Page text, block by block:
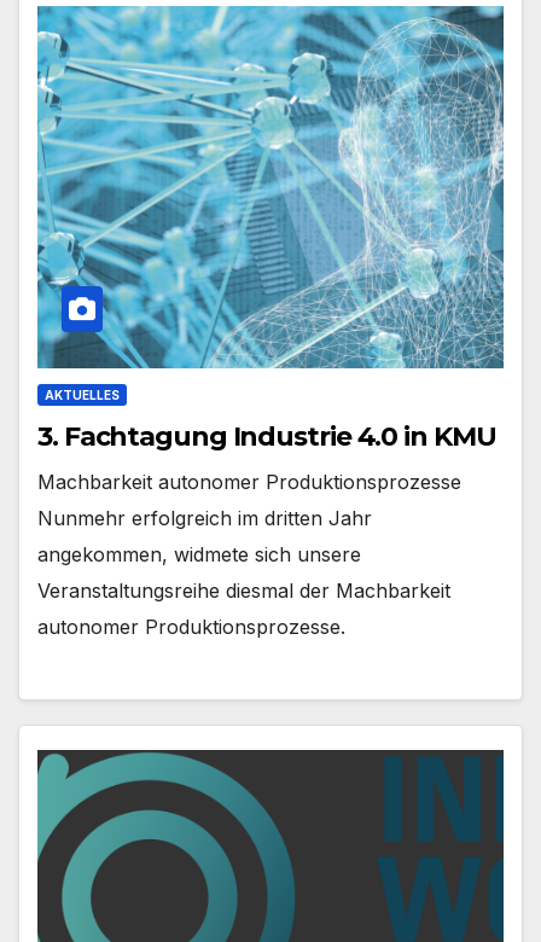
AKTUELLES
3. Fachtagung Industrie 4.0 in KMU
Machbarkeit autonomer Produktionsprozesse
Nunmehr erfolgreich im dritten Jahr
angekommen, widmete sich unsere
Veranstaltungsreihe diesmal der Machbarkeit
autonomer Produktionsprozesse.